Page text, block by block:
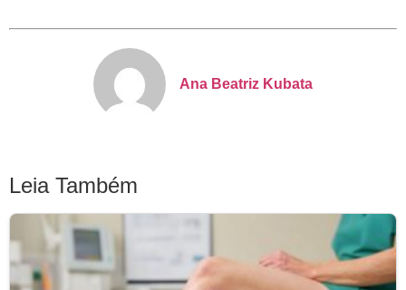
Ana Beatriz Kubata
Leia Também